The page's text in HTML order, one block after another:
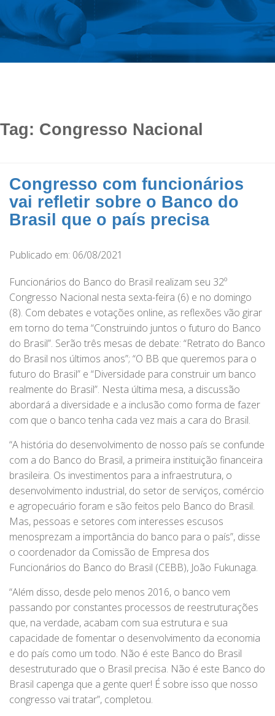
Tag: Congresso Nacional
Congresso com funcionários
vai refletir sobre o Banco do
Brasil que o país precisa
Publicado em: 06/08/2021
Funcionários do Banco do Brasil realizam seu 32º
Congresso Nacional nesta sexta-feira (6) e no domingo
(8). Com debates e votações online, as reflexões vão girar
em torno do tema “Construindo juntos o futuro do Banco
do Brasil”. Serão três mesas de debate: “Retrato do Banco
do Brasil nos últimos anos”; “O BB que queremos para o
futuro do Brasil” e “Diversidade para construir um banco
realmente do Brasil”. Nesta última mesa, a discussão
abordará a diversidade e a inclusão como forma de fazer
com que o banco tenha cada vez mais a cara do Brasil.
“A história do desenvolvimento de nosso país se confunde
com a do Banco do Brasil, a primeira instituição financeira
brasileira. Os investimentos para a infraestrutura, o
desenvolvimento industrial, do setor de serviços, comércio
e agropecuário foram e são feitos pelo Banco do Brasil.
Mas, pessoas e setores com interesses escusos
menosprezam a importância do banco para o país”, disse
o coordenador da Comissão de Empresa dos
Funcionários do Banco do Brasil (CEBB), João Fukunaga.
“Além disso, desde pelo menos 2016, o banco vem
passando por constantes processos de reestruturações
que, na verdade, acabam com sua estrutura e sua
capacidade de fomentar o desenvolvimento da economia
e do país como um todo. Não é este Banco do Brasil
desestruturado que o Brasil precisa. Não é este Banco do
Brasil capenga que a gente quer! É sobre isso que nosso
congresso vai tratar”, completou.